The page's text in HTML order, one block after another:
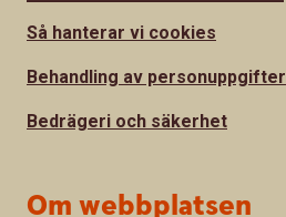
Så hanterar vi cookies
Behandling av personuppgifter
Bedrägeri och säkerhet
Om webbplatsen